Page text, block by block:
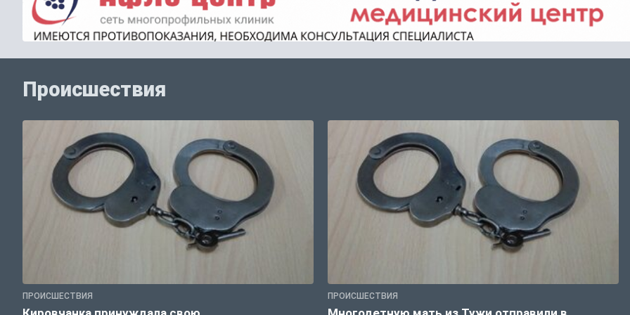
Происшествия
ПРОИСШЕСТВИЯ ПРОИСШЕСТВИЯ